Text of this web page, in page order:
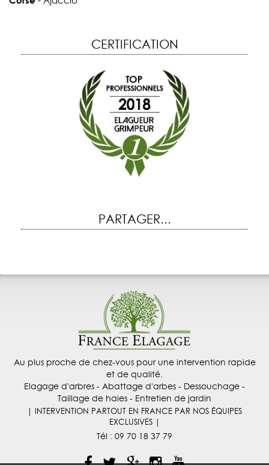
CERTIFICATION
PARTAGER...
Au plus proche de chez-vous pour une intervention rapide
et de qualité.
Elagage d'arbres - Abattage d'arbes - Dessouchage -
Taillage de haies - Entretien de jardin
| INTERVENTION PARTOUT EN FRANCE PAR NOS ÉQUIPES
EXCLUSIVES |
Tél : 09 70 18 37 79